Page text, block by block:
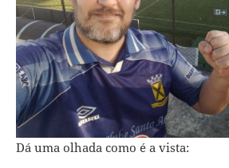
Dá uma olhada como é a vista: